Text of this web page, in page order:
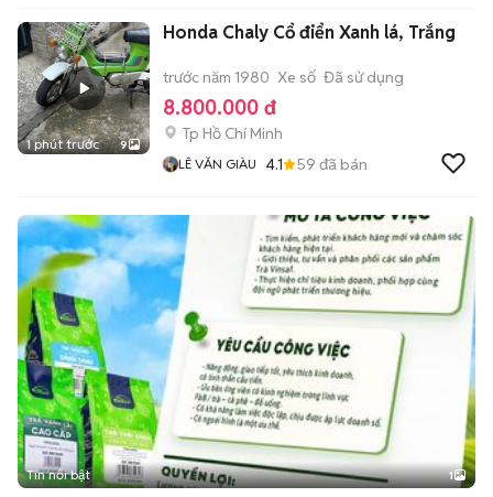
1 phút trước 9
Honda Chaly Cổ điển Xanh lá, Trắng
trước năm 1980 Xe số Đã sử dụng
8.800.000 đ
Tp Hồ Chí Minh
LÊ VĂN GIÀU 4.1 59 đã bán
Tin nổi bật 1